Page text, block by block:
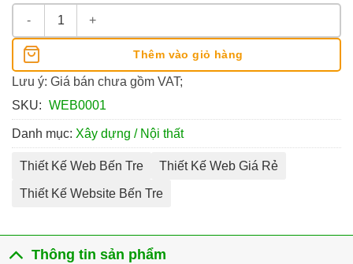
Thiết Kế Website Giới Thiệu Công Ty Xây Dựng số lượng
Thêm vào giỏ hàng
Lưu ý: Giá bán chưa gồm VAT;
SKU: WEB0001
Danh mục: Xây dựng / Nội thất
Thiết Kế Web Bến Tre Thiết Kế Web Giá Rẻ
Thiết Kế Website Bến Tre
Thông tin sản phẩm